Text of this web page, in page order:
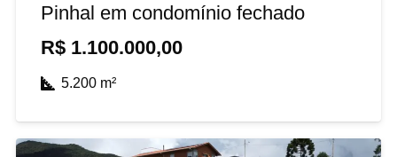
Pinhal em condomínio fechado
R$ 1.100.000,00
5.200m²